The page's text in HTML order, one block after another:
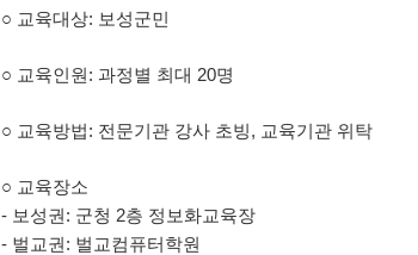
벌교읍 장양지구 취약지역생활여건 개조사업 기본
2026년도 제1회 추가경정 세입·세출 예산 고시
2026년 청년농업인 스타트업(초기창업) 지원사업
○ 교육대상: 보성군민
○ 교육인원: 과정별 최대 20명
○ 교육방법: 전문기관 강사 초빙, 교육기관 위탁
○ 교육장소
- 보성권: 군청 2층 정보화교육장
- 벌교권: 벌교컴퓨터학원